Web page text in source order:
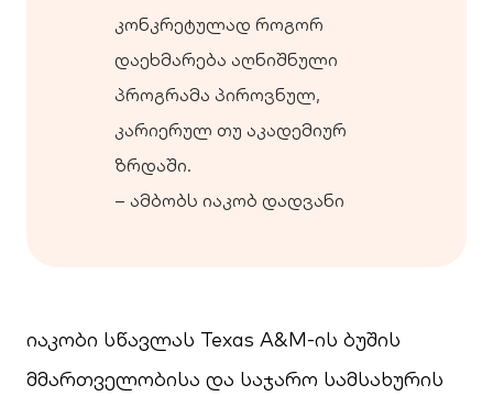
კონკრეტულად როგორ
დაეხმარება აღნიშნული
პროგრამა პიროვნულ,
კარიერულ თუ აკადემიურ
ზრდაში.
– ამბობს იაკობ დადვანი
იაკობი სწავლას Texas A&M-ის ბუშის
მმართველობისა და საჯარო სამსახურის